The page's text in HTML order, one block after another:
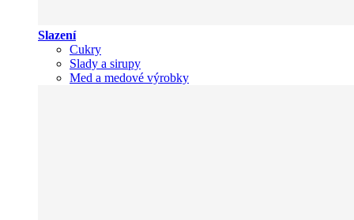
Slazení
Cukry
Slady a sirupy
Med a medové výrobky